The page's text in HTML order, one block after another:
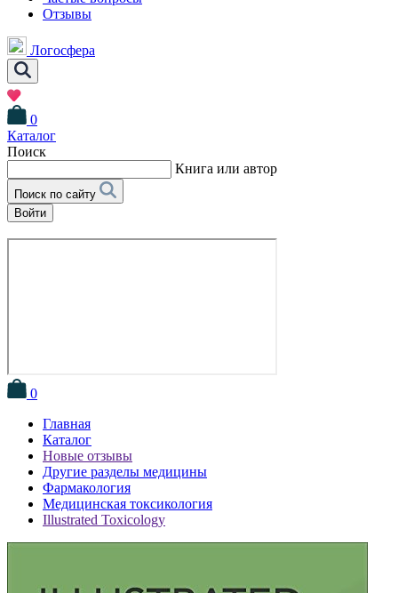
Отзывы
Логосфера
0
Каталог
Поиск
Книга или автор
Поиск по сайту
Войти
0
Главная
Каталог
Новые отзывы
Другие разделы медицины
Фармакология
Медицинская токсикология
Illustrated Toxicology